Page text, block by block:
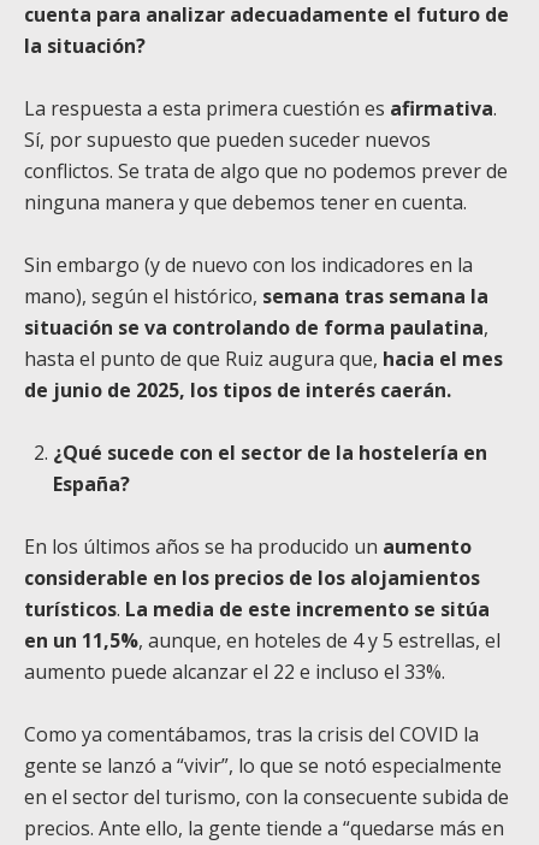
cuenta para analizar adecuadamente el futuro de
la situación?
La respuesta a esta primera cuestión es afirmativa.
Sí, por supuesto que pueden suceder nuevos
conflictos. Se trata de algo que no podemos prever de
ninguna manera y que debemos tener en cuenta.
Sin embargo (y de nuevo con los indicadores en la
mano), según el histórico, semana tras semana la
situación se va controlando de forma paulatina,
hasta el punto de que Ruiz augura que, hacia el mes
de junio de 2025, los tipos de interés caerán.
¿Qué sucede con el sector de la hostelería en
España?
En los últimos años se ha producido un aumento
considerable en los precios de los alojamientos
turísticos. La media de este incremento se sitúa
en un 11,5%, aunque, en hoteles de 4 y 5 estrellas, el
aumento puede alcanzar el 22 e incluso el 33%.
Como ya comentábamos, tras la crisis del COVID la
gente se lanzó a “vivir”, lo que se notó especialmente
en el sector del turismo, con la consecuente subida de
precios. Ante ello, la gente tiende a “quedarse más en